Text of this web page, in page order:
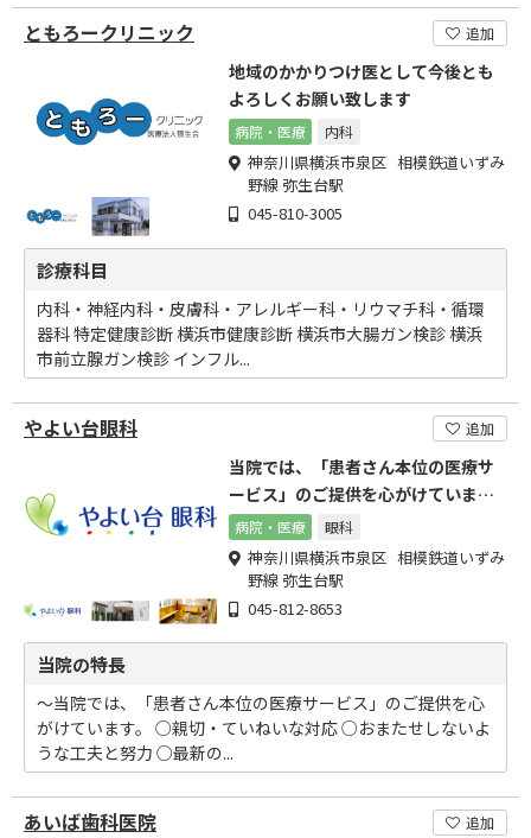
ともろークリニック 追加
地域のかかりつけ医として今後とも
よろしくお願い致します
病院・医療 内科
神奈川県横浜市泉区 相模鉄道いずみ
野線 弥生台駅
045-810-3005
診療科目
内科・神経内科・皮膚科・アレルギー科・リウマチ科・循環
器科 特定健康診断 横浜市健康診断 横浜市大腸ガン検診 横浜
市前立腺ガン検診 インフル...
やよい台眼科 追加
当院では、「患者さん本位の医療サ
ービス」のご提供を心がけていま
す。
病院・医療 眼科
神奈川県横浜市泉区 相模鉄道いずみ
野線 弥生台駅
045-812-8653
当院の特長
～当院では、「患者さん本位の医療サービス」のご提供を心
がけています。 ○親切・ていねいな対応 ○おまたせしないよ
うな工夫と努力 ○最新の...
あいば歯科医院 追加